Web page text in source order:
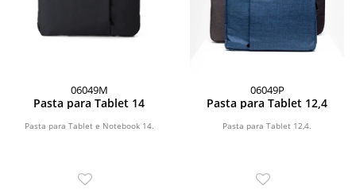
06049M
Pasta para Tablet 14
Pasta para Tablet e Notebook 14.
06049P
Pasta para Tablet 12,4
Pasta para Tablet 12,4.